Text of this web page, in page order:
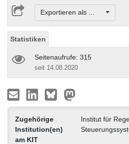
Exportieren als ...
Statistiken
Seitenaufrufe: 315
seit 14.08.2020
Zugehörige
Institution(en)
am KIT
Institut für